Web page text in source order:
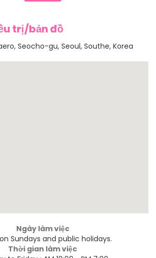
trị/bản đồ
Seocho-gu, Seoul, Southe, Korea
Ngày làm việc
Sundays and public holidays.
Thời gian làm việc